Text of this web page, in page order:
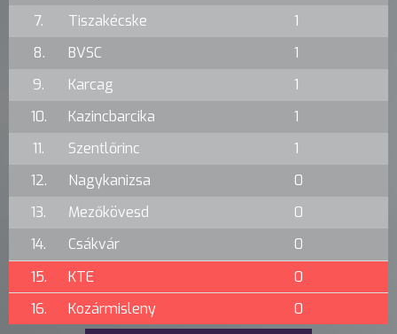
7.
Tiszakécske
1
8.
BVSC
1
9.
Karcag
1
10.
Kazincbarcika
1
11.
Szentlőrinc
1
12.
Nagykanizsa
0
13.
Mezőkövesd
0
14.
Csákvár
0
15.
KTE
0
16.
Kozármisleny 0